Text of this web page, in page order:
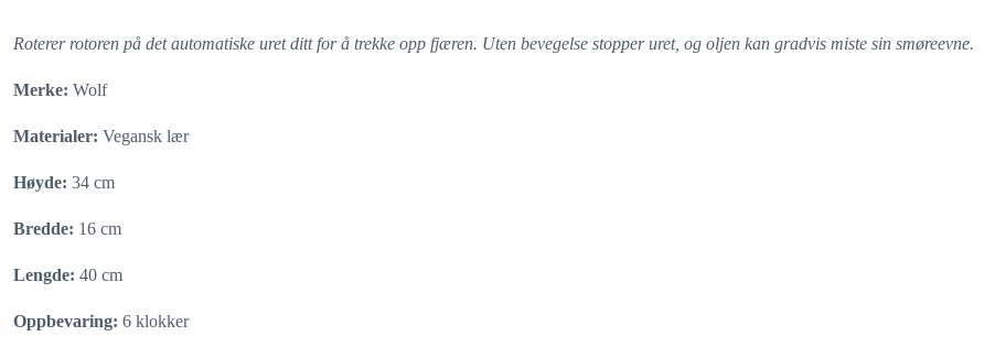
Roterer rotoren på det automatiske uret ditt for å trekke opp fjæren. Uten bevegelse stopper uret, og oljen kan gradvis miste sin smøreevne.
Merke: Wolf
Materialer: Vegansk lær
Høyde: 34 cm
Bredde: 16 cm
Lengde: 40 cm
Oppbevaring: 6 klokker